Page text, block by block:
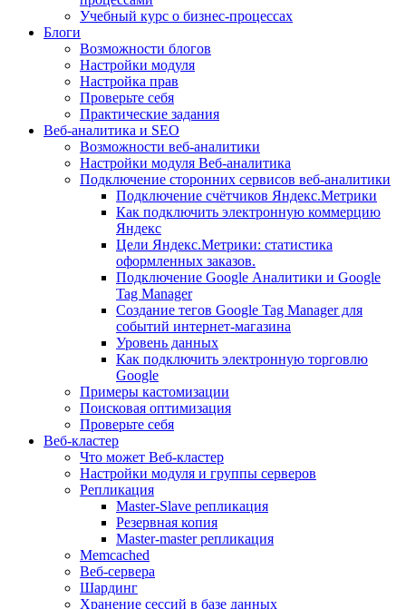
Учебный курс о бизнес-процессах
Блоги
Возможности блогов
Настройки модуля
Настройка прав
Проверьте себя
Практические задания
Веб-аналитика и SEO
Возможности веб-аналитики
Настройки модуля Веб-аналитика
Подключение сторонних сервисов веб-аналитики
Подключение счётчиков Яндекс.Метрики
Как подключить электронную коммерцию
Яндекс
Цели Яндекс.Метрики: статистика
оформленных заказов.
Подключение Google Аналитики и Google
Tag Manager
Создание тегов Google Tag Manager для
событий интернет-магазина
Уровень данных
Как подключить электронную торговлю
Google
Примеры кастомизации
Поисковая оптимизация
Проверьте себя
Веб-кластер
Что может Веб-кластер
Настройки модуля и группы серверов
Репликация
Master-Slave репликация
Резервная копия
Master-master репликация
Memcached
Веб-сервера
Шардинг
Хранение сессий в базе данных